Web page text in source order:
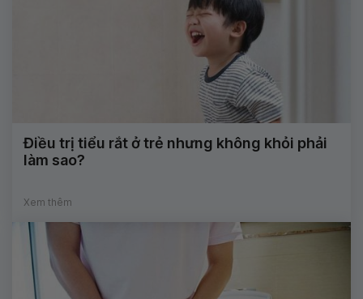
Điều trị tiểu rắt ở trẻ nhưng không khỏi phải
làm sao?
Xem thêm